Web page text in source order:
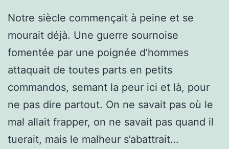
Notre siècle commençait à peine et se
mourait déjà. Une guerre sournoise
fomentée par une poignée d’hommes
attaquait de toutes parts en petits
commandos, semant la peur ici et là, pour
ne pas dire partout. On ne savait pas où le
mal allait frapper, on ne savait pas quand il
tuerait, mais le malheur s’abattrait…